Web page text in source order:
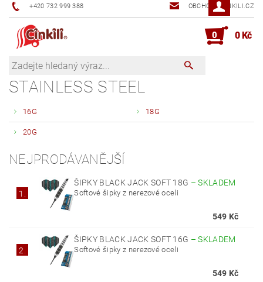
+420 732 999 388 OBCHOD@CINKILI.CZ
0 0 Kč
STAINLESS STEEL
16G 18G
20G
NEJPRODÁVANĚJŠÍ
1.
ŠIPKY BLACK JACK SOFT 18G –SKLADEM
Softové šipky z nerezové oceli
549 Kč
2.
ŠIPKY BLACK JACK SOFT 16G –SKLADEM
Softové šipky z nerezové oceli
549 Kč